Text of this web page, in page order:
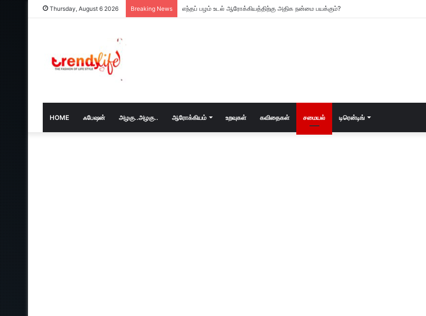
Thursday, August 6 2026 Breaking News எந்தப் பழம் உடல் ஆரோக்கியத்திற்கு அதிக நன்மை பயக்கும்?
HOME ஃபேஷன் அழகு..அழகு.. ஆரோக்கியம் உறவுகள் கவிதைகள் சமையல் டிரென்டிங்